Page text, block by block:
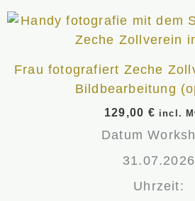
Frau fotografiert Zeche
Bildbearbeitung
129,00 € incl.
Datum
31.07.2026
Uhrzeit: